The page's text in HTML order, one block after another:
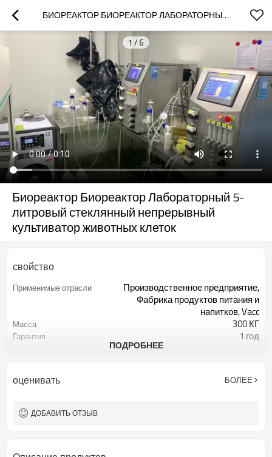
БИОРЕАКТОР БИОРЕАКТОР ЛАБОРАТОРНЫЙ 5-ЛИТРОВЫЙ СТЕКЛЯННЫЙ НЕПРЕРЫВНЫЙ КУЛЬТИВАТОР ЖИВОТНЫХ КЛЕТОК
1 / 6
Биореактор Биореактор Лабораторный 5-
литровый стеклянный непрерывный
культиватор животных клеток
свойство
Применимые отрасли
Производственное предприятие,
Фабрика продуктов питания и
напитков, Vacc
Масса 300 КГ
Гарантия 1 год
Гарантия на основные
1 год
Ключевые аргументы в
пользу продажи
ПОДРОБНЕЕ
оценивать БОЛЕЕ
ДОБАВИТЬ ОТЗЫВ